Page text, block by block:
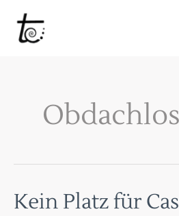
Inhalt
springen
Kein Platz für